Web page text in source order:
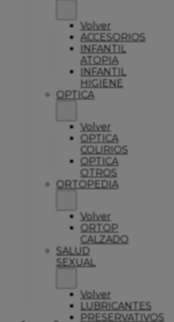
Volver
ACCESORIOS
INFANTIL
ATOPIA
INFANTIL
HIGIENE
OPTICA
Volver
OPTICA
COLIRIOS
OPTICA
OTROS
ORTOPEDIA
Volver
ORTOP
CALZADO
SALUD
SEXUAL
Volver
LUBRICANTES
PRESERVATIVOS